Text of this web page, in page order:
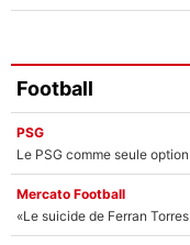
Football
PSG
Mercato Football